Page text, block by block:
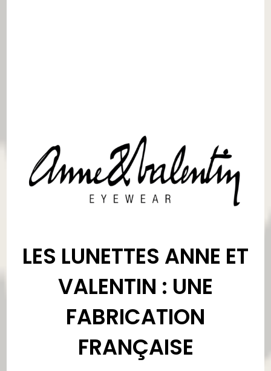
LES LUNETTES ANNE ET
VALENTIN : UNE
FABRICATION
FRANÇAISE